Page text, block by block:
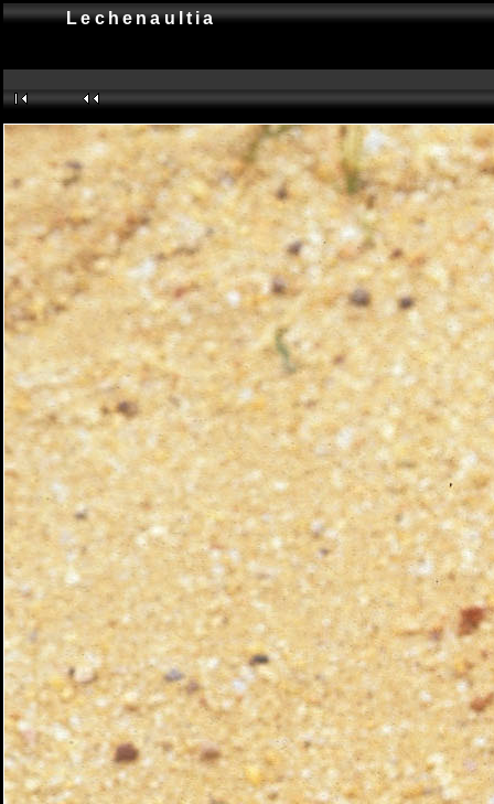
Lechenaultia